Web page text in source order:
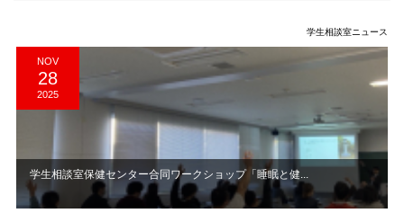
学生相談室ニュース
NOV
28
2025
学生相談室保健センター合同ワークショップ「睡眠と健...